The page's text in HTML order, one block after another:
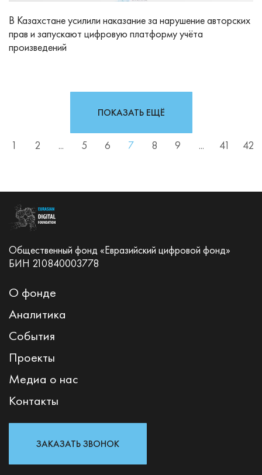
В Казахстане усилили наказание за нарушение авторских
прав и запускают цифровую платформу учёта
произведений
1 2 ... 5 6 7 8 9 ... 41 42
ПОКАЗАТЬ ЕЩЁ
Общественный фонд «Евразийский цифровой фонд»
БИН 210840003778
О фонде
Аналитика
События
Проекты
Медиа о нас
Контакты
ЗАКАЗАТЬ ЗВОНОК